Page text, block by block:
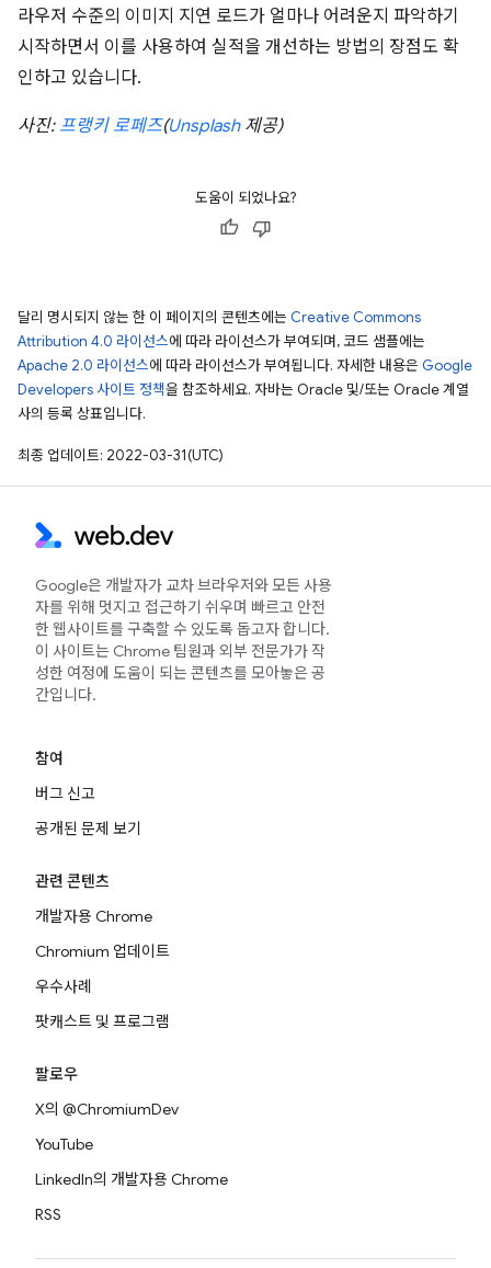
라우저 수준의 이미지 지연 로드가 얼마나 어려운지 파악하기
시작하면서 이를 사용하여 실적을 개선하는 방법의 장점도 확
인하고 있습니다.
사진: 프랭키 로페즈(Unsplash제공)
도움이 되었나요?
달리 명시되지 않는 한 이 페이지의 콘텐츠에는 Creative Commons
Attribution 4.0 라이선스에 따라 라이선스가 부여되며, 코드 샘플에는
Apache 2.0 라이선스에 따라 라이선스가 부여됩니다. 자세한 내용은 Google
Developers 사이트 정책을 참조하세요. 자바는 Oracle 및/또는 Oracle 계열
사의 등록 상표입니다.
최종 업데이트: 2022-03-31(UTC)
Google은 개발자가 교차 브라우저와 모든 사용
자를 위해 멋지고 접근하기 쉬우며 빠르고 안전
한 웹사이트를 구축할 수 있도록 돕고자 합니다.
이 사이트는 Chrome 팀원과 외부 전문가가 작
성한 여정에 도움이 되는 콘텐츠를 모아놓은 공
간입니다.
참여
버그 신고
공개된 문제 보기
관련 콘텐츠
개발자용 Chrome
Chromium 업데이트
우수사례
팟캐스트 및 프로그램
팔로우
X의 @ChromiumDev
YouTube
LinkedIn의 개발자용 Chrome
RSS